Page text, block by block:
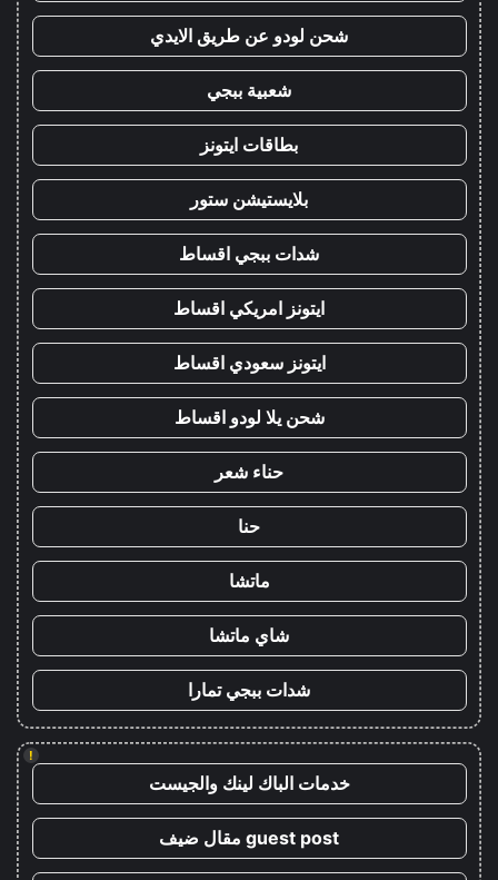
شحن لودو عن طريق الايدي
شعبية ببجي
بطاقات ايتونز
بلايستيشن ستور
شدات ببجي اقساط
ايتونز امريكي اقساط
ايتونز سعودي اقساط
شحن يلا لودو اقساط
حناء شعر
حنا
ماتشا
شاي ماتشا
شدات ببجي تمارا
!
خدمات الباك لينك والجيست
guest post مقال ضيف